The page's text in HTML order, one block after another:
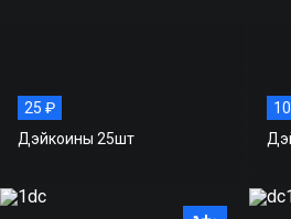
25 ₽
Дэйкоины 25шт